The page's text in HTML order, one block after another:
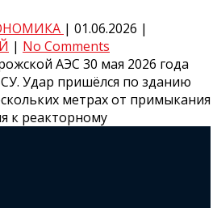
| 01.06.2026 |
| No Comments
АЭС 30 мая 2026 года
Удар пришёлся по зданию
метрах от примыкания
к реакторному